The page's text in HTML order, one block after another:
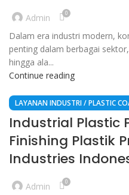
Admin 0
Dalam era industri modern,
penting dalam berbagai
hingga ala...
Continue reading
LAYANAN INDUSTRI / PLASTIC
JASA PENGECATAN PLASTIK
Industrial Plastic
Finishing Plastik
Industries
Admin 0